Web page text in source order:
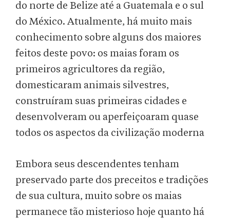
do norte de Belize até a Guatemala e o sul
do México. Atualmente, há muito mais
conhecimento sobre alguns dos maiores
feitos deste povo: os maias foram os
primeiros agricultores da região,
domesticaram animais silvestres,
construíram suas primeiras cidades e
desenvolveram ou aperfeiçoaram quase
todos os aspectos da civilização moderna
Embora seus descendentes tenham
preservado parte dos preceitos e tradições
de sua cultura, muito sobre os maias
permanece tão misterioso hoje quanto há